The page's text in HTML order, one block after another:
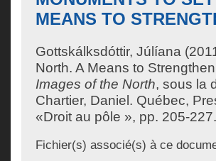
MEANS TO
Gottskálksdóttir, Júlíana
North. A Means to
Images of the North, sous la
Chartier, Daniel . Québec,
«Droit au pôle », pp. 205-227.
Fichier(s) associé(s) à ce